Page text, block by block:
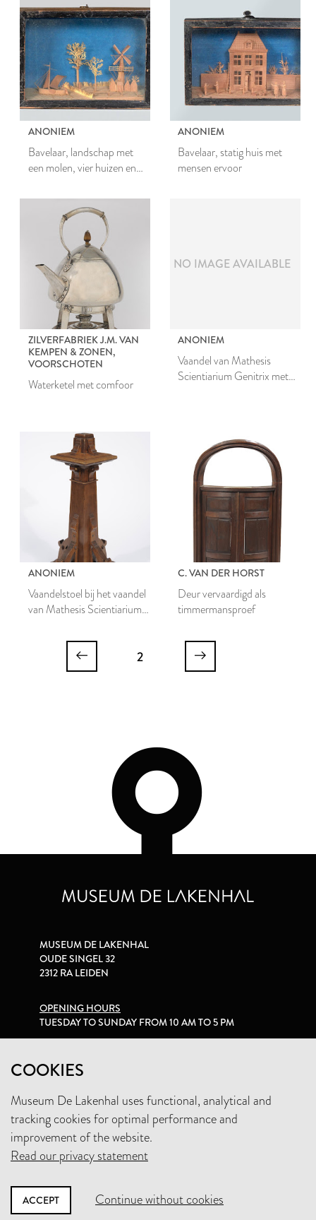
ANONIEM
Bavelaar, landschap met
een molen, vier huizen en
ANONIEM
Bavelaar, statig huis met
mensen ervoor
ZILVERFABRIEK J.M. VAN
KEMPEN & ZONEN,
VOORSCHOTEN
Waterketel met comfoor
NO IMAGE AVAILABLE
ANONIEM
Vaandel van Mathesis
Scientiarium Genitrix met
ANONIEM
Vaandelstoel bij het vaandel
van Mathesis Scientiarium
C. VAN DER HORST
Deur vervaardigd als
timmermansproef
2
COOKIES
Museum De Lakenhal uses functional, analytical and
tracking cookies for optimal performance and
improvement of the website.
Read our privacy statement
ACCEPT Continue without cookies
MUSEUM DE LAKENHAL
OUDE SINGEL 32
2312 RA LEIDEN
OPENING HOURS
TUESDAY TO SUNDAY FROM 10 AM TO 5 PM
+31 (0)71 5165360
INFO@LAKENHAL.NL
SUPPORT THE MUSEUM
NEWSLETTER